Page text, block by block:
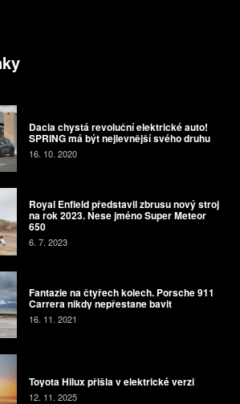
Dacia chystá revoluční elektrické auto!
SPRING má být nejlevnější svého druhu
16. 10. 2020
Royal Enfield představil zbrusu nový stroj
na rok 2023. Nese jméno Super Meteor
650
6. 7. 2023
Fantazie na čtyřech kolech. Porsche 911
Carrera nikdy nepřestane bavit
16. 11. 2021
Toyota Hilux přišla v elektrické verzi
12. 11. 2025